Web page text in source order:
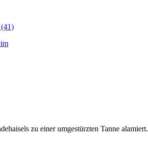
zu einer umgestürzten Tanne alamiert.